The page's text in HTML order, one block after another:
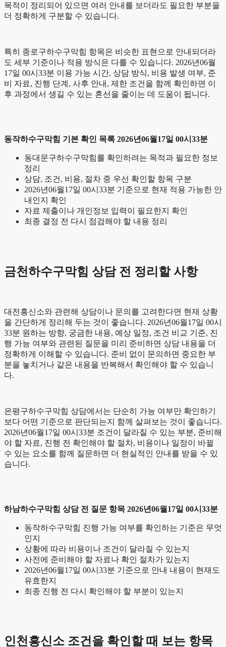
목적이 정리되어 있으면 여러 안내를 보더라도 필요한 부분을
더 정확하게 구분할 수 있습니다.
특히 종로구하수구막힘 항목은 비슷한 표현으로 안내되더라
도 세부 기준이나 적용 방식은 다를 수 있습니다. 2026년06월
17일 00시33분 이용 가능 시간, 상담 방식, 비용 발생 여부, 준
비 자료, 진행 단계, 사후 안내, 제한 조건을 함께 확인하면 이
후 과정에서 생길 수 있는 혼선을 줄이는 데 도움이 됩니다.
동작하수구막힘 기본 확인 목록 2026년06월17일 00시33분
동대문구하수구막힘를 확인하려는 목적과 필요한 정보
정리
상담, 조건, 비용, 절차 중 우선 확인할 항목 구분
2026년06월17일 00시33분 기준으로 현재 적용 가능한 안
내인지 확인
자료 제출이나 개인정보 입력이 필요한지 확인
최종 결정 전 다시 점검해야 할 내용 정리
금천하수구막힘 상담 전 정리할 사항
대전흥신소와 관련해 상담이나 문의를 고려한다면 현재 상황
을 간단하게 정리해 두는 것이 좋습니다. 2026년06월17일 00시
33분 원하는 방향, 궁금한 내용, 예상 일정, 조건 비교 기준, 진
행 가능 여부와 관련된 질문을 미리 준비하면 상담 내용을 더
정확하게 이해할 수 있습니다. 준비 없이 문의하면 중요한 부
분을 놓치거나 같은 내용을 반복해서 확인해야 할 수 있습니
다.
은평구하수구막힘 상담에서는 단순히 가능 여부만 확인하기
보다 어떤 기준으로 판단되는지 함께 살펴보는 것이 좋습니다.
2026년06월17일 00시33분 조건이 달라질 수 있는 부분, 준비해
야 할 자료, 진행 전 확인해야 할 절차, 비용이나 일정이 바뀔
수 있는 요소를 함께 질문하면 더 현실적인 안내를 받을 수 있
습니다.
하남하수구막힘 상담 전 질문 항목 2026년06월17일 00시33분
동작하수구막힘 진행 가능 여부를 확인하는 기준은 무엇
인지
상황에 따라 비용이나 조건이 달라질 수 있는지
사전에 준비해야 할 자료나 확인 절차가 있는지
2026년06월17일 00시33분 기준으로 안내 내용이 현재도
유효한지
최종 진행 전 다시 확인해야 할 부분이 있는지
인천흥신소 조건을 확인할 때 보는 항목